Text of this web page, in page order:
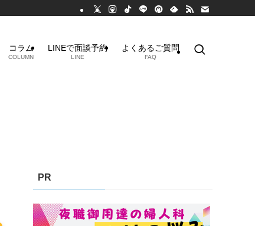
コラム
COLUMN
LINEで面談予約
LINE
よくあるご質問
FAQ
PR